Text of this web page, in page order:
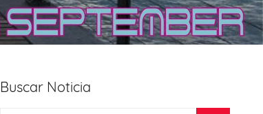
Buscar Noticia